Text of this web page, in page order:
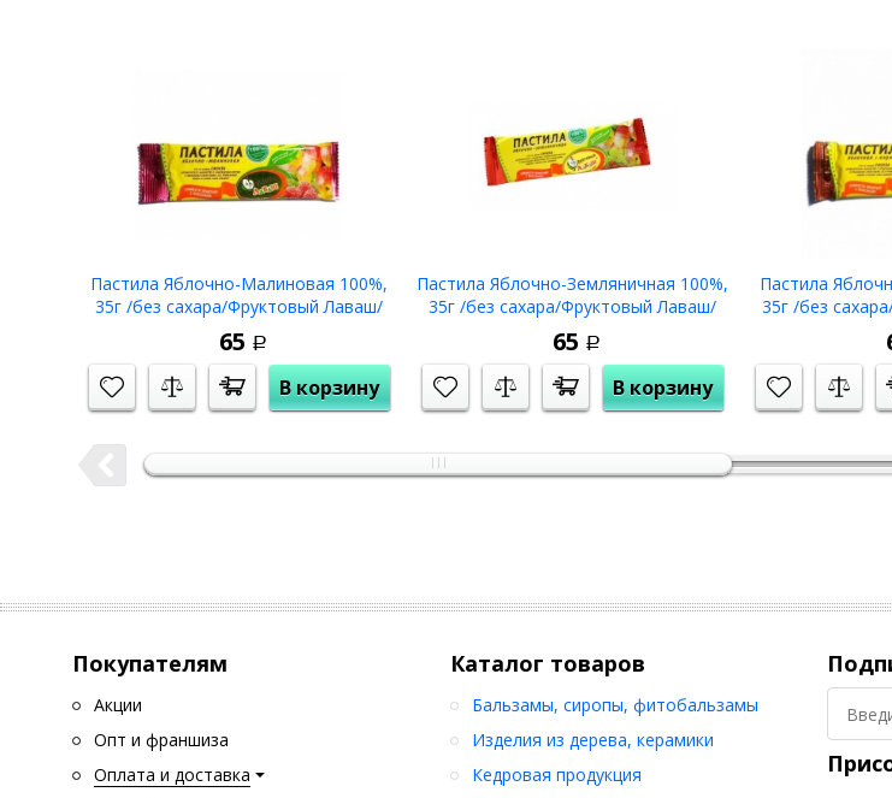
Пастила Яблочно-Малиновая 100%,
35г /без сахара/Фруктовый Лаваш/
65 Р
В корзину
Пастила Яблочно-Земляничная 100%,
35г /без сахара/Фруктовый Лаваш/
65 Р
В корзину
Пастила
35г /без
Покупателям
Акции
Опт и франшиза
Оплата и доставка
Каталог товаров
Бальзамы, сиропы, фитобальзамы
Изделия из дерева, керамики
Кедровая продукция